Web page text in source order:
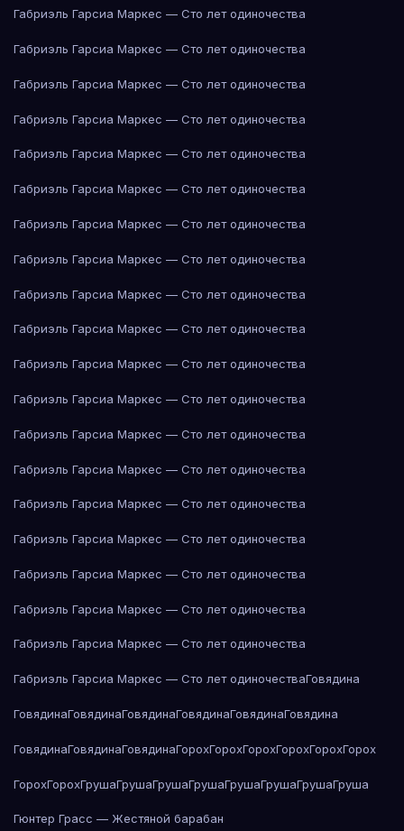
Габриэль Гарсиа Маркес — Сто лет одиночества
Габриэль Гарсиа Маркес — Сто лет одиночества
Габриэль Гарсиа Маркес — Сто лет одиночества
Габриэль Гарсиа Маркес — Сто лет одиночества
Габриэль Гарсиа Маркес — Сто лет одиночества
Габриэль Гарсиа Маркес — Сто лет одиночества
Габриэль Гарсиа Маркес — Сто лет одиночества
Габриэль Гарсиа Маркес — Сто лет одиночества
Габриэль Гарсиа Маркес — Сто лет одиночества
Габриэль Гарсиа Маркес — Сто лет одиночества
Габриэль Гарсиа Маркес — Сто лет одиночества
Габриэль Гарсиа Маркес — Сто лет одиночества
Габриэль Гарсиа Маркес — Сто лет одиночества
Габриэль Гарсиа Маркес — Сто лет одиночества
Габриэль Гарсиа Маркес — Сто лет одиночества
Габриэль Гарсиа Маркес — Сто лет одиночества
Габриэль Гарсиа Маркес — Сто лет одиночества
Габриэль Гарсиа Маркес — Сто лет одиночества
Габриэль Гарсиа Маркес — Сто лет одиночества
Габриэль Гарсиа Маркес — Сто лет одиночестваГовядина
ГовядинаГовядинаГовядинаГовядинаГовядинаГовядина
ГовядинаГовядинаГовядинаГорохГорохГорохГорохГорохГорох
ГорохГорохГрушаГрушаГрушаГрушаГрушаГрушаГрушаГруша
Гюнтер Грасс — Жестяной барабан